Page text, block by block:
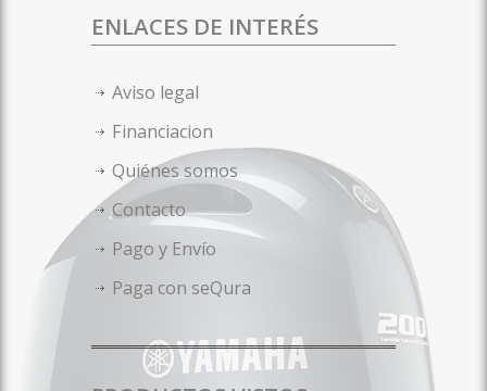
ENLACES DE INTERÉS
Aviso legal
Financiacion
Quiénes somos
Contacto
Pago y Envío
Paga con seQura